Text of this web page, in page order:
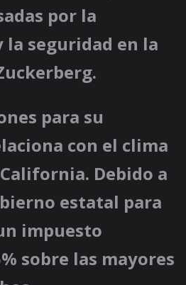
por la
seguridad en la
para su
con el clima
Debido a
estatal para
impuesto
sobre las mayores